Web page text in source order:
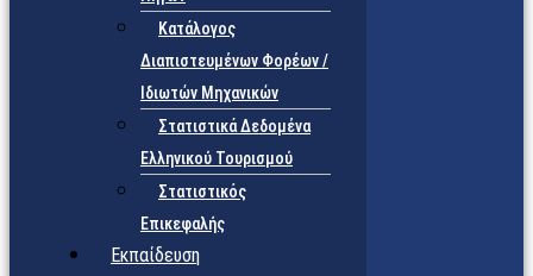
Κατάλογος
Διαπιστευμένων Φορέων /
Ιδιωτών Μηχανικών
Στατιστικά Δεδομένα
Ελληνικού Τουρισμού
Στατιστικός
Επικεφαλής
Εκπαίδευση